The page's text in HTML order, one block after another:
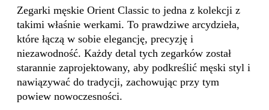
Zegarki męskie Orient Classic to jedna z kolekcji z
takimi właśnie werkami. To prawdziwe arcydzieła,
które łączą w sobie elegancję, precyzję i
niezawodność. Każdy detal tych zegarków został
starannie zaprojektowany, aby podkreślić męski styl i
nawiązywać do tradycji, zachowując przy tym
powiew nowoczesności.